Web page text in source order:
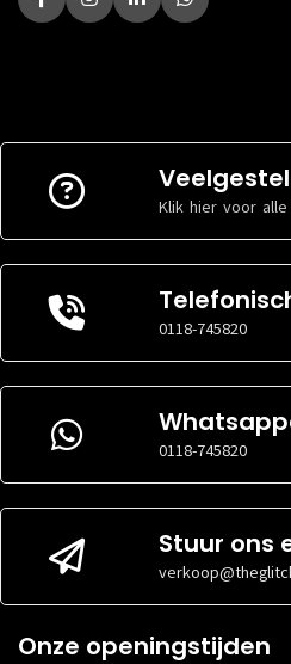
Klik hier voor
0118-745820
0118-745820
Stuur ons
Onze openingstijden